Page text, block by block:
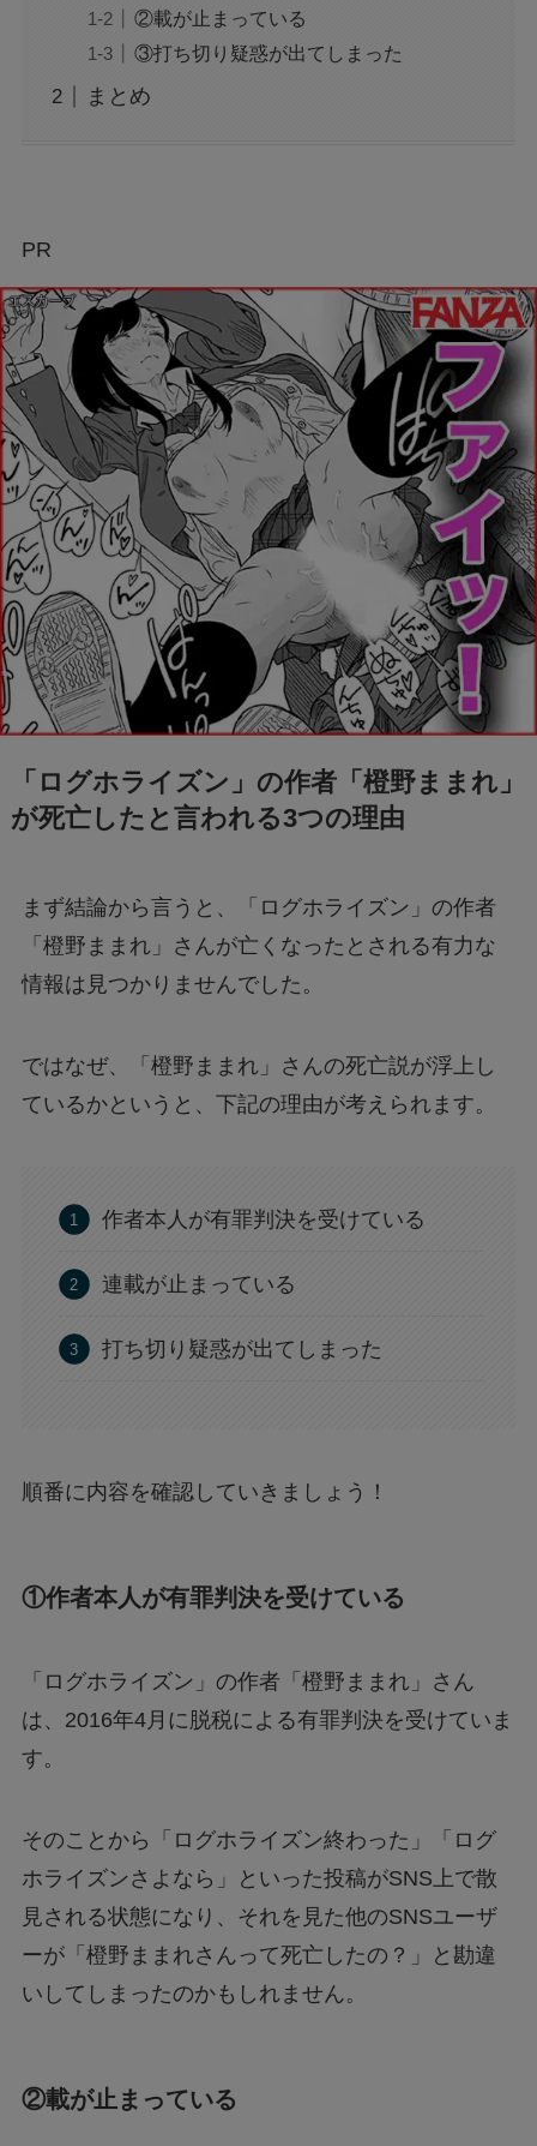
②載が止まっている
③打ち切り疑惑が出てしまった
まとめ
PR
「ログホライズン」の作者「橙野ままれ」
が死亡したと言われる3つの理由
まず結論から言うと、「ログホライズン」の作者
「橙野ままれ」さんが亡くなったとされる有力な
情報は見つかりませんでした。
ではなぜ、「橙野ままれ」さんの死亡説が浮上し
ているかというと、下記の理由が考えられます。
作者本人が有罪判決を受けている
連載が止まっている
打ち切り疑惑が出てしまった
順番に内容を確認していきましょう！
①作者本人が有罪判決を受けている
「ログホライズン」の作者「橙野ままれ」さん
は、2016年4月に脱税による有罪判決を受けていま
す。
そのことから「ログホライズン終わった」「ログ
ホライズンさよなら」といった投稿がSNS上で散
見される状態になり、それを見た他のSNSユーザ
ーが「橙野ままれさんって死亡したの？」と勘違
いしてしまったのかもしれません。
②載が止まっている